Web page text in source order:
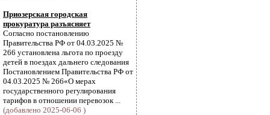
Приозерская городская
прокуратура разъясняет
Согласно постановлению
Правительства РФ от 04.03.2025 №
266 установлена льгота по проезду
детей в поездах дальнего следования
Постановлением Правительства РФ от
04.03.2025 № 266«О мерах
государственного регулирования
тарифов в отношении перевозок ...
(добавлено 2025-06-06 )